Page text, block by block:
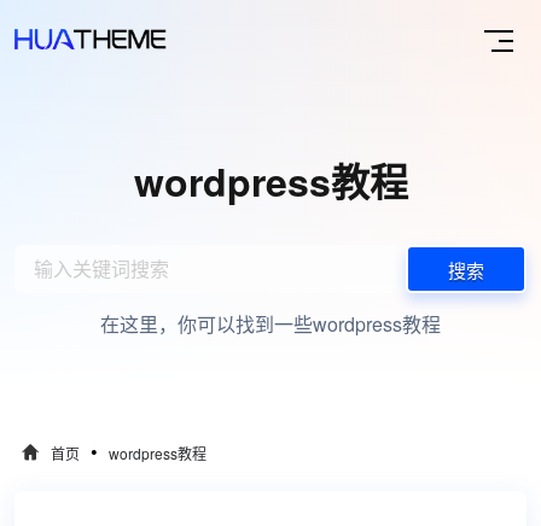
wordpress教程
搜索
在这里，你可以找到一些wordpress教程
首页 • wordpress教程